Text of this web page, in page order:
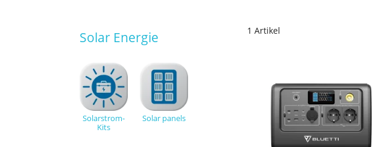
Solar Energie
Solarstrom-
Kits
Solar panels
1 Artikel